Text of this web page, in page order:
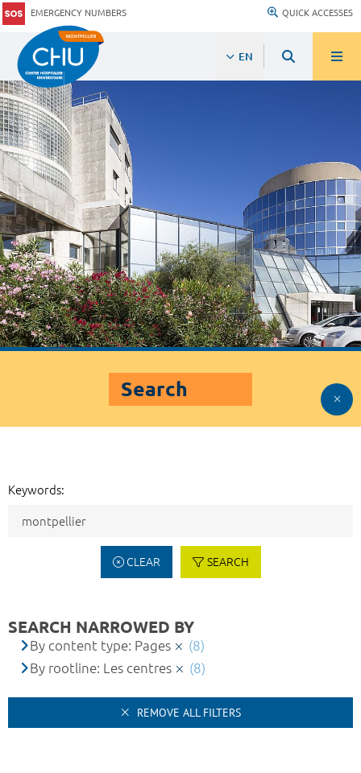
EMERGENCY NUMBERS QUICK ACCESSES
EN
Search
Keywords:
CLEAR SEARCH
SEARCH NARROWED BY
By content type: Pages
(8)
By rootline: Les centres
(8)
REMOVE ALL FILTERS